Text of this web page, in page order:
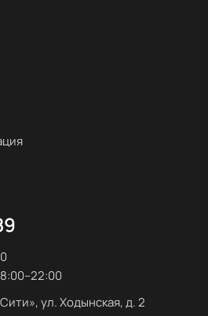
ул. Ходынская, д. 2